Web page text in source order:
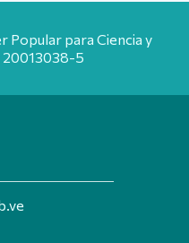
Popular para Ciencia y
20013038-5